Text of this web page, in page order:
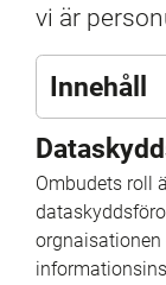
vi är
Innehåll
Ombudets roll
orgnaisationen